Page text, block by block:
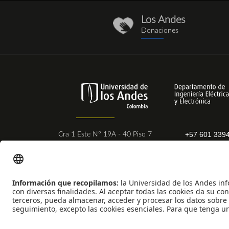
donaciones_1.png
Los Andes
Donaciones
Cra 1 Este N° 19A - 40 Piso 7
+57 601